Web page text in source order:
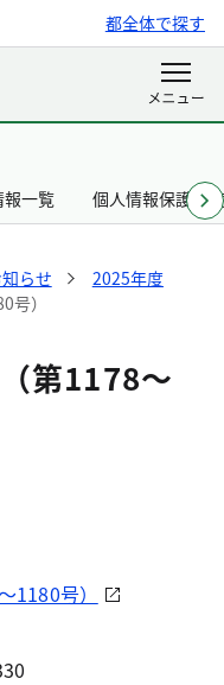
都全体で探す
一覧 個人情報保護制
らせ
2025年度
号）
第1178～
1180号）